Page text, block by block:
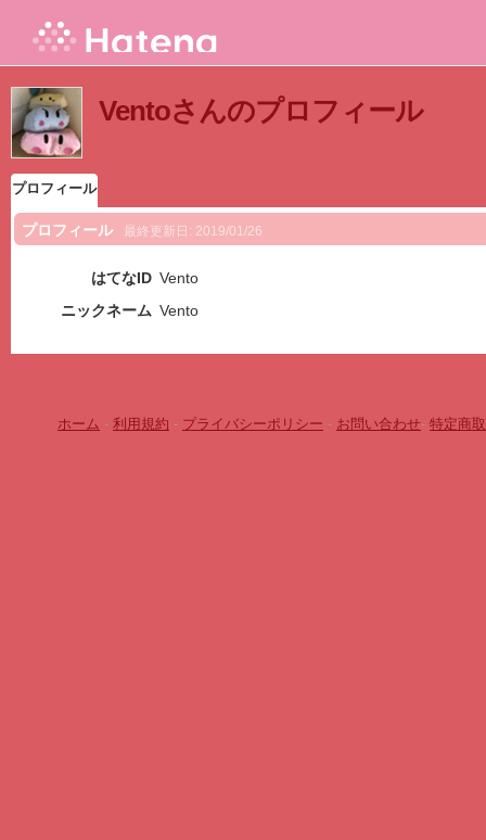
Ventoさんのプロフィール
プロフィール
プロフィール 最終更新日: 2019/01/26
はてなID Vento
ニックネーム Vento
ホーム - 利用規約 - プライバシーポリシー - お問い合わせ- 特定商